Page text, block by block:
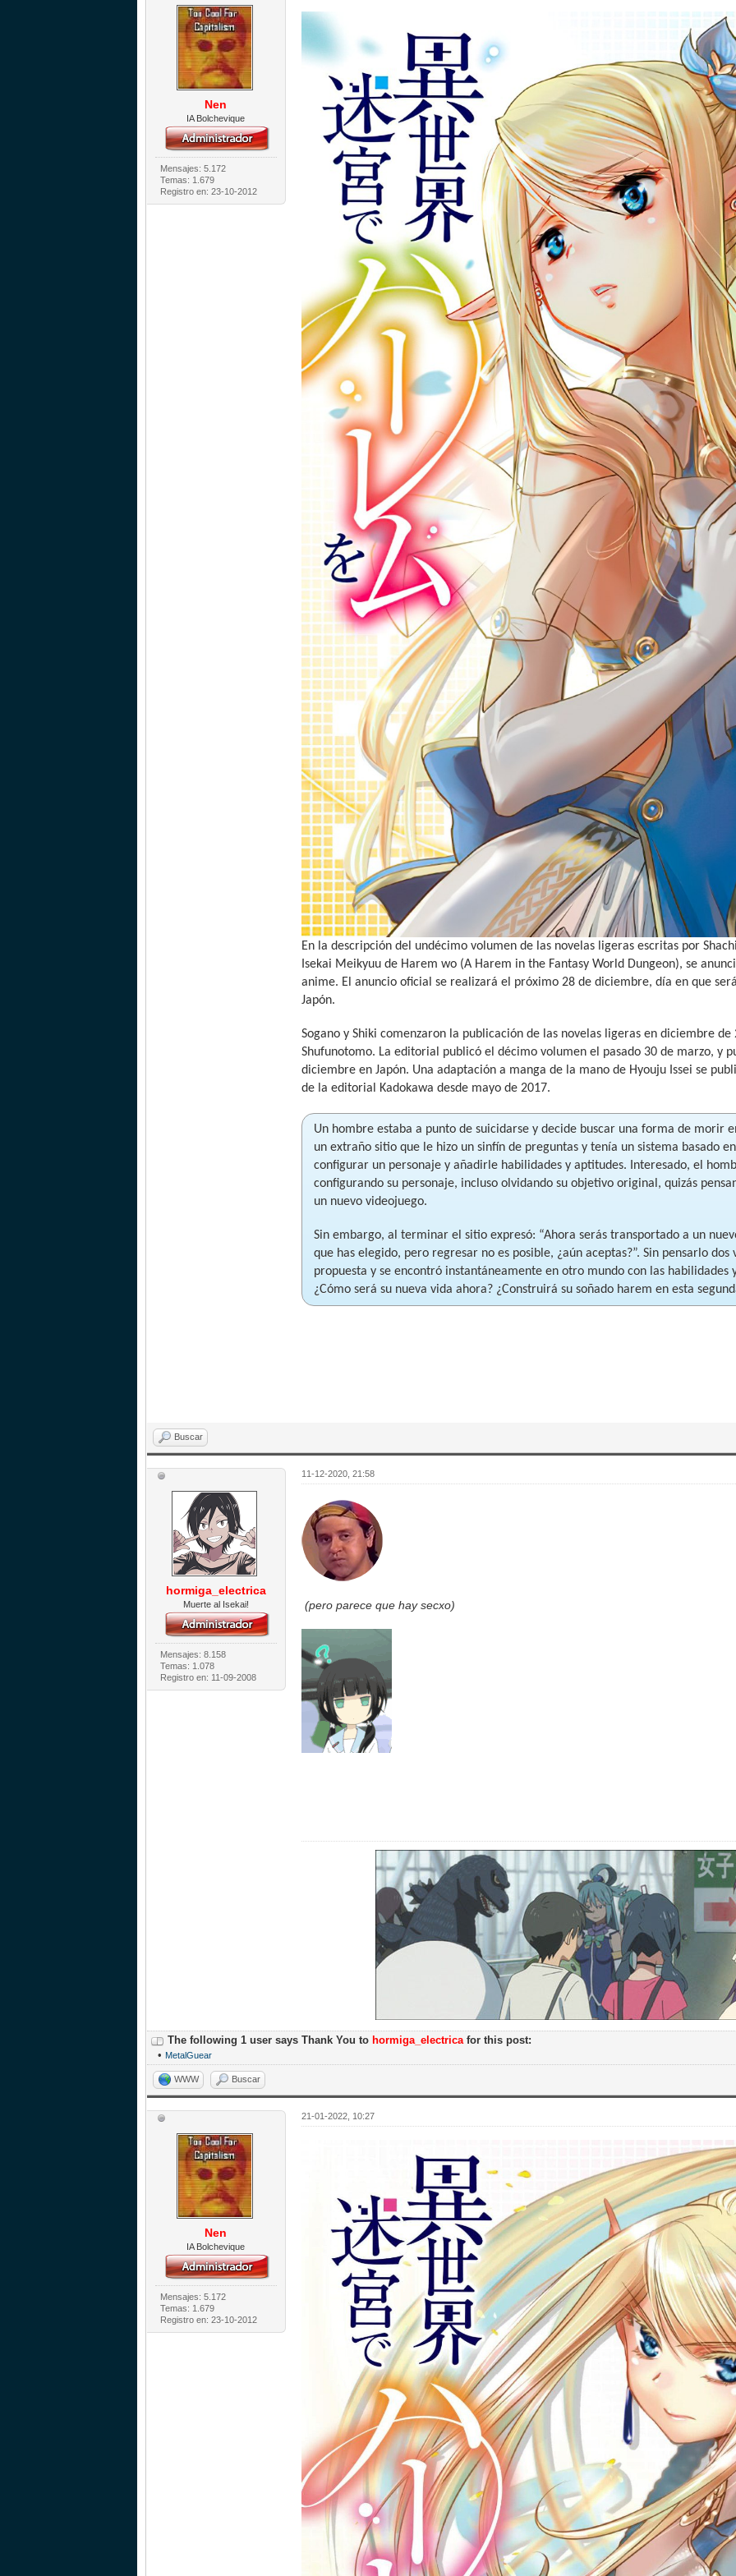
Nen
IA Bolchevique
Mensajes: 5.172
Temas: 1.679
Registro en: 23-10-2012
En la descripción del undécimo volumen de las novelas ligeras escritas por
Isekai Meikyuu de Harem wo (A Harem in the Fantasy World Dungeon), se
anime. El anuncio oficial se realizará el próximo 28 de diciembre, día en que
Japón.
Sogano y Shiki comenzaron la publicación de las novelas ligeras en diciembre
Shufunotomo. La editorial publicó el décimo volumen el pasado 30 de marzo, y
diciembre en Japón. Una adaptación a manga de la mano de Hyouju Issei se
de la editorial Kadokawa desde mayo de 2017.
Un hombre estaba a punto de suicidarse y decide buscar una forma de morir
un extraño sitio que le hizo un sinfín de preguntas y tenía un sistema basado
configurar un personaje y añadirle habilidades y aptitudes. Interesado, el
configurando su personaje, incluso olvidando su objetivo original, quizás
un nuevo videojuego.
Sin embargo, al terminar el sitio expresó: “Ahora serás transportado a un
que has elegido, pero regresar no es posible, ¿aún aceptas?”. Sin pensarlo
propuesta y se encontró instantáneamente en otro mundo con las habilidades
¿Cómo será su nueva vida ahora? ¿Construirá su soñado harem en esta
Buscar
hormiga_electrica
Muerte al Isekai!
Mensajes: 8.158
Temas: 1.078
Registro en: 11-09-2008
11-12-2020, 21:58
(pero parece que hay secxo)
The following 1 user says Thank You to hormiga_electricafor this post:
• MetalGuear
WWW Buscar
Nen
IA Bolchevique
Mensajes: 5.172
Temas: 1.679
Registro en: 23-10-2012
21-01-2022, 10:27